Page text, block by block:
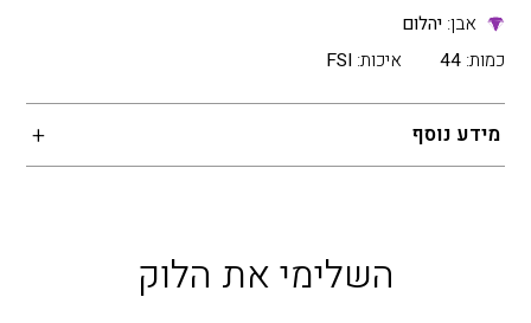
אבן:יהלום
כמות: 44 איכות: FSI
מידע נוסף
השלימי את הלוק